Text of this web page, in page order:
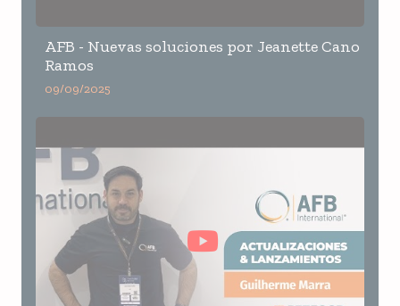
AFB - Nuevas soluciones por Jeanette Cano
Ramos
09/09/2025